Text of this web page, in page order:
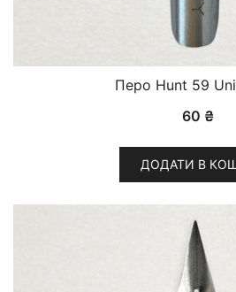
Перо Hunt 59
60 ₴
ДОДАТИ В